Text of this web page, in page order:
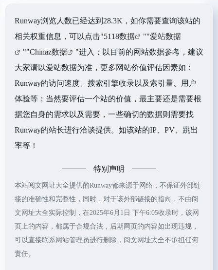
Runway浏览人数已经达到28.3K，如你需要查询该站的
相关权重信息，可以点击"5118数据 ""爱站数据
""Chinaz数据
"进入；以目前的网站数据参考，建议
大家请以爱站数据为准，更多网站价值评估因素如：
Runway的访问速度、搜索引擎收录以及索引量、用户
体验等；当然要评估一个站的价值，最主要还是需要根
据您自身的需求以及需要，一些确切的数据则需要找
Runway的站长进行洽谈提供。如该站的IP、PV、跳出
率等！
特别声明
本站阅文网址大全提供的Runway都来源于网络，不保证外部链
接的准确性和完整性，同时，对于该外部链接的指向，不由阅
文网址大全实际控制，在2025年6月1日 下午6:05收录时，该网
页上的内容，都属于合规合法，后期网页的内容如出现违规，
可以直接联系网站管理员进行删除，阅文网址大全不承担任何
责任。